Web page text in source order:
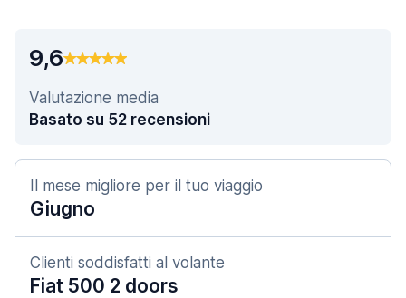
9,6
Valutazione media
Basato su 52 recensioni
Il mese migliore per il tuo viaggio
Giugno
Clienti soddisfatti al volante
Fiat 500 2 doors